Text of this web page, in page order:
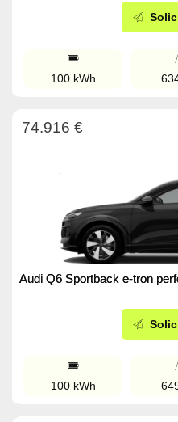
100 kWh
74.916 €
Audi Q6 Sportback e-tron
100 kWh